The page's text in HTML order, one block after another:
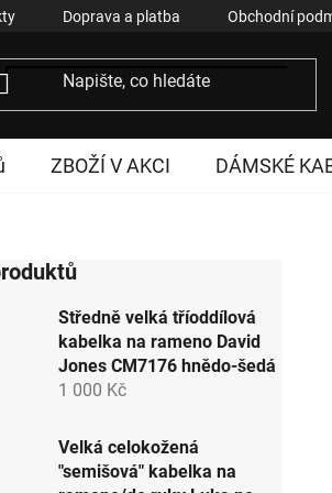
Doprava a platba Obchodní
ZBOŽÍ V AKCI DÁMSKÉ
Středně velká tříoddílová
kabelka na rameno David
Jones CM7176 hnědo-šedá
1 000 Kč
Velká celokožená
"semišová" kabelka na